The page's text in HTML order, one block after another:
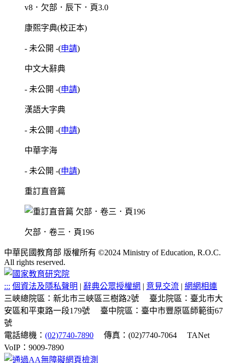
v8．欠部．辰下．頁3.0
康熙字典(校正本)
- 未公開 -(申請)
中文大辭典
- 未公開 -(申請)
漢語大字典
- 未公開 -(申請)
中華字海
- 未公開 -(申請)
重訂直音篇
欠部．卷三．頁196
中華民國教育部 版權所有 ©2024 Ministry of Education, R.O.C.
All rights reserved.
::: 個資法及隱私聲明 | 辭典公眾授權網 | 意見交流 | 網網相連
三峽總院區：新北市三峽區三樹路2號
臺北院區：臺北市大
安區和平東路一段179號
臺中院區：臺中市豐原區師範街67
號
電話總機： (02)7740-7890 傳真：(02)7740-7064
TANet
VoIP：9009-7890